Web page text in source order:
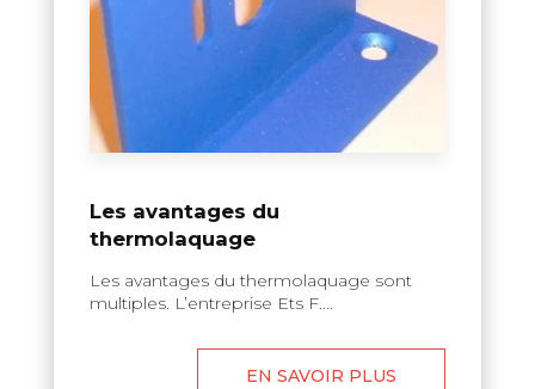
Les avantages du
thermolaquage
Les avantages du thermolaquage sont
multiples. L’entreprise Ets F....
EN SAVOIR PLUS